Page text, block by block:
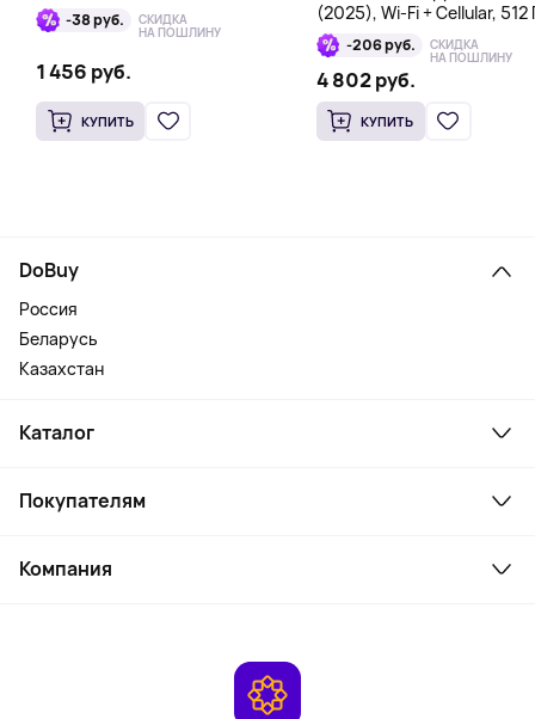
-38 руб. СКИДКА
НА ПОШЛИНУ
1 456 руб.
КУПИТЬ
(2025), Wi-Fi + Cellular, 512
голубой-206 руб. СКИДКА
НА ПОШЛИНУ
4 802 руб.
КУПИТЬ
DoBuy
Россия
Беларусь
Казахстан
Каталог
Ноутбуки, мониторы, VR
Косметика и уход
Покупателям
Как заказать
Компания